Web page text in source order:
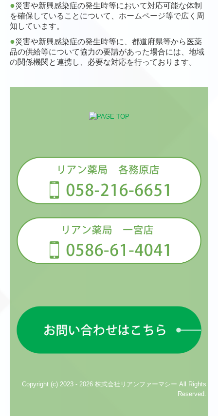
■2021/07/31
8/25（水）第2回健康教室のお知らせ
13:30～の部の予約受付は終了いたしました。ご予約あ
りがとうございます。
リアン薬局 各務原店 第2回健康教室 開催いたしま
す。小島ファミリークリニック様と合同で行います。是
非ご参加ください。
詳細は「
イベント健康教室」をご覧ください。
■2021/05/31
リアン薬局 各務原店 第1回健康教室 当日の様子を
掲載いたしました。
詳細は「
イベント健康教室」をご覧ください。
ぜひ、ご覧下さい。
■2021/05/10
リアン薬局 一宮店第8回健康教室 当日の様子を掲載い
当薬局では遺伝子解析サービス ジーンクエストALLを
●災害や新興感染症の発生時等において対応可能な体制
を確保していることについて、ホームページ等で広く周
知しています。
●災害や新興感染症の発生時等に、都道府県等から医薬
品の供給等について協力の要請があった場合には、地域
の関係機関と連携し、必要な対応を行っております。
Copyright (c) 2023 - 2026 株式会社リアンファーマシー All Rights
Reserved.